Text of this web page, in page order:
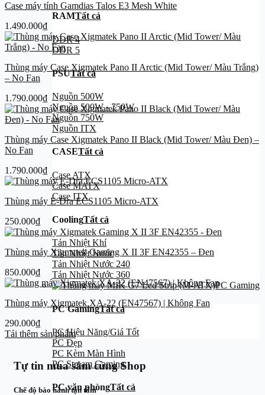
RAMTất cả
DDR 4
DDR 5
PSUTất cả
Nguồn 500W
Nguồn 500W - 750W
Nguồn 750W
Nguồn ITX
CASETất cả
Case ATX
Case MATX
Case ITX
CoolingTất cả
Tản Nhiệt Khí
Tản Nhiệt Nước
Tản Nhiệt Nước 240
Tản Nhiệt Nước 360
PC Gaming
PC GamingTất cả
PC Hiệu Năng/Giá Tốt
PC Đẹp
PC Kèm Màn Hình
PC Stream Gaming
PC văn phòngTất cả
Case máy tính Gamdias Talos E3 Mesh White
1.490.000₫
Thùng máy Case Xigmatek Pano II Arctic (Mid Tower/ Màu Trắng)
– No Fan
1.790.000₫
Thùng máy Case Xigmatek Pano II Black (Mid Tower/ Màu Đen) –
No Fan
1.790.000₫
Thùng máy E-Dra ECS1105 Micro-ATX
250.000₫
Thùng máy Xigmatek Gaming X II 3F EN42355 – Đen
850.000₫
Thùng máy Xigmatek XA-22 (EN47567) | Không Fan
290.000₫
Tải thêm sản phẩm
Tự tin mua sắm cùng Shop
Chế độ bảo hành tận tâm